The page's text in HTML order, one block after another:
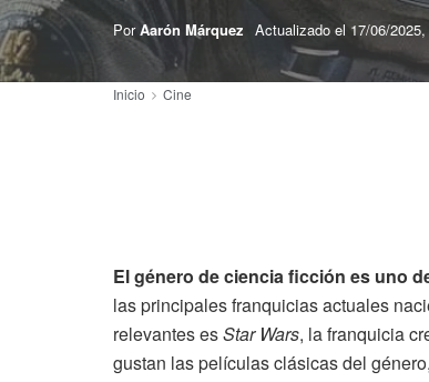
Por Aarón Márquez Actualizado el 17/06/
Inicio Cine
El género de ciencia ficción es uno
las principales franquicias actuales
relevantes esStar Wars, la franquicia
gustan las películas clásicas del